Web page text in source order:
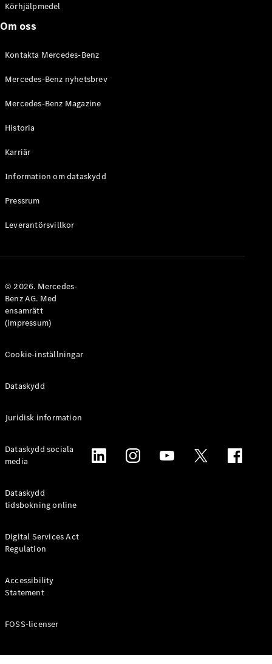
Store
VLE Elektrisk
Mercedes-
Familjebilar
van
Marco Polo
Marco Polo
Horizon
Konfigurator
Store
Körhjälpmedel
Om oss
Kontakta Mercedes-Benz
Mercedes-Benz nyhetsbrev
Mercedes-Benz Magazine
Historia
Karriär
Information om dataskydd
Pressrum
Leverantörsvillkor
© 2026. Mercedes-
Benz AG. Med
ensamrätt
(impressum)
Cookie-inställningar
Dataskydd
Juridisk information
Dataskydd sociala
media
Dataskydd
tidsbokning online
Digital Services Act
Regulation
Accessibility
Statement
FOSS-licenser